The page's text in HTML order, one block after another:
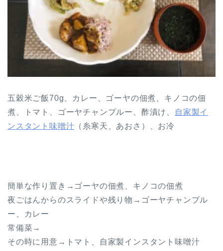
五穀米ご飯70g、カレー、ゴーヤの佃煮、キノコの佃
煮、トマト、ゴーヤチャンプルー、酢漬け、
自家製イ
ンスタント味噌汁 （糸寒天、あおさ）、お冷
簡単な作り置き→ゴーヤの佃煮、キノコの佃煮
夜ごはんからのスライドや残り物→ゴーヤチャンプル
ー、カレー
常備菜→
その時に用意→トマト、自家製インスタント味噌汁